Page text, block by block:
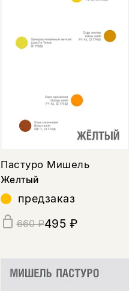
Пастуро Мишель
Желтый
предзаказ
660 ₽495 ₽